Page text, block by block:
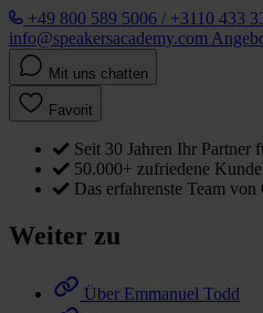
+49 800 589 5006 / +3110 433
info@speakersacademy.com
Mit uns chatten
Favorit
Seit 30 Jahren Ihr Partner
50.000+ zufriedene
Das erfahrenste Team von
Weiter zu
Über Emmanuel Todd